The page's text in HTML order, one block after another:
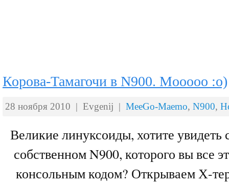
Корова-Тамагочи в N900. Mooooo :о)
28 ноября 2010 | Evgenij | MeeGo-Maemo, N900,
Великие линуксоиды, хотите увидеть
собственном N900, которого вы все
консольным кодом? Открываем Х-